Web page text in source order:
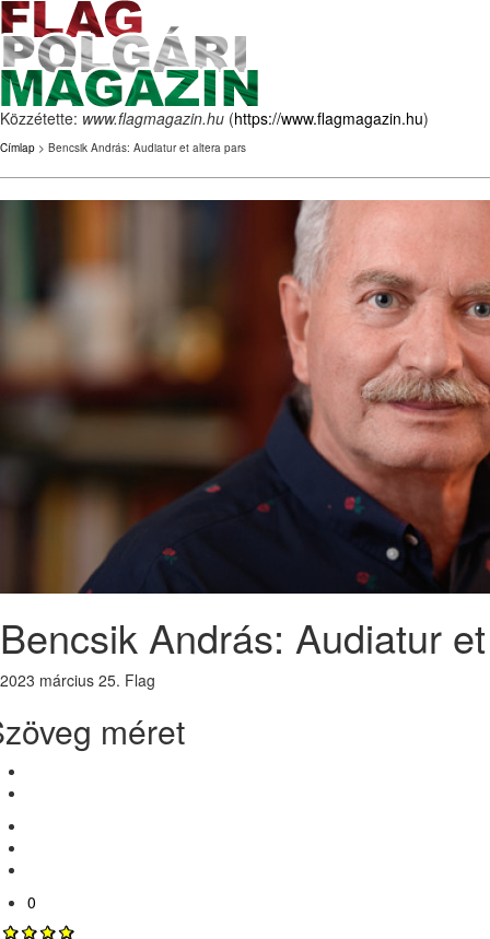
Közzétette: www.flagmagazin.hu (https://www.flagmagazin.hu)
Címlap > Bencsik András: Audiatur et altera pars
Bencsik András: Audiatur
2023 március 25. Flag
méret
0